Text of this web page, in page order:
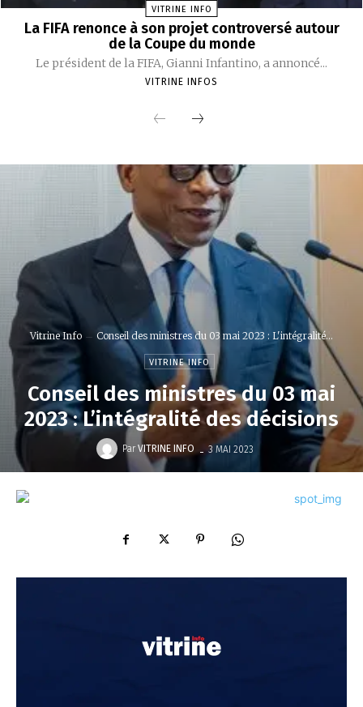
VITRINE INFO
La FIFA renonce à son projet controversé autour
de la Coupe du monde
Le président de la FIFA, Gianni Infantino, a annoncé...
VITRINE INFOS